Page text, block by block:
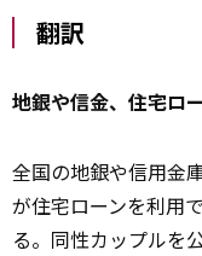
翻訳
地銀や信金、住宅ロ
全国の地銀や信用金
が住宅ローンを利用
る。同性カップルを